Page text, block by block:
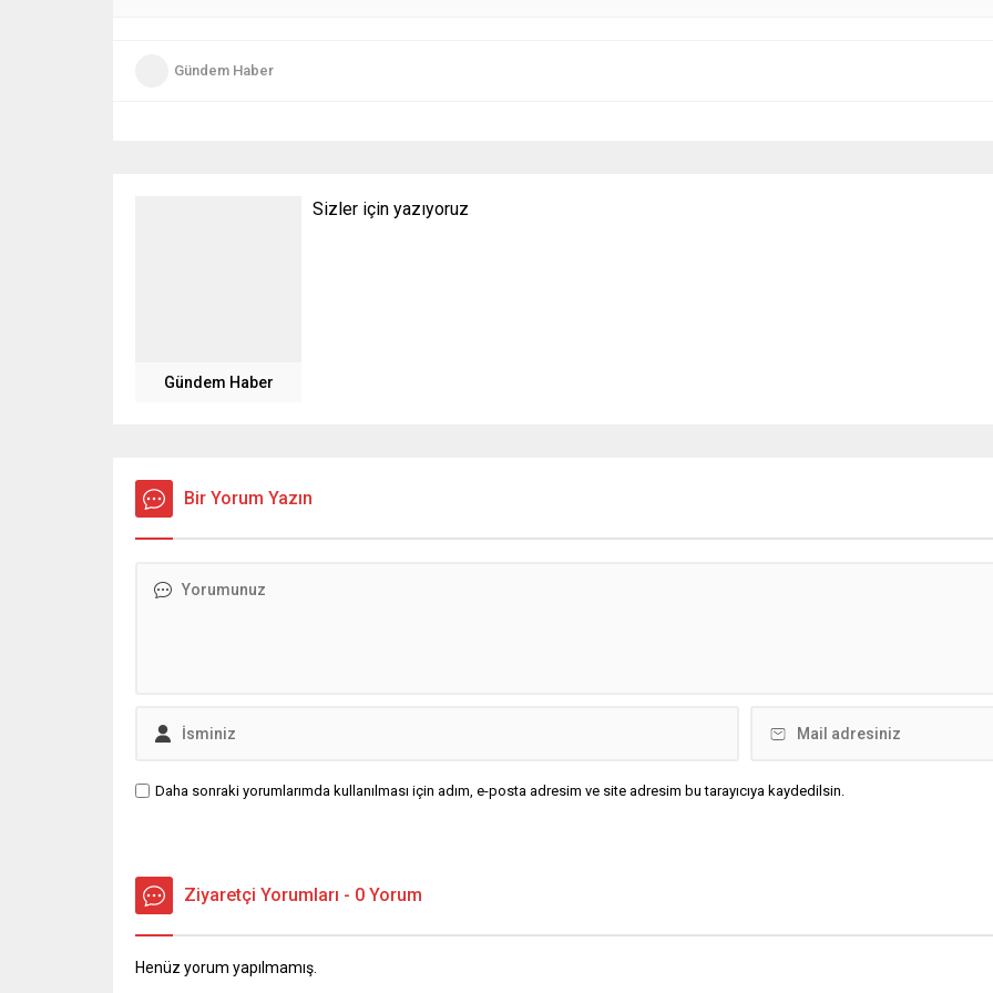
Gündem Haber
Gündem Haber
Sizler için yazıyoruz
Bir Yorum Yazın
Daha sonraki yorumlarımda kullanılması için adım, e-posta adresim ve site adresim bu tarayıcıya kaydedilsin.
Ziyaretçi Yorumları - 0 Yorum
Henüz yorum yapılmamış.